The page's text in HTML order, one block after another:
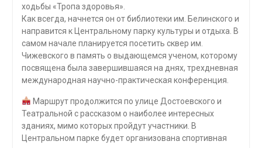
ходьбы «Тропа здоровья».
Как всегда, начнется он от библиотеки им. Белинского и
направится к Центральному парку культуры и отдыха. В
самом начале планируется посетить сквер им.
Чижевского в память о выдающемся ученом, которому
посвящена была завершившаяся на днях, трехдневная
международная научно-практическая конференция.
Маршрут продолжится по улице Достоевского и
Театральной с рассказом о наиболее интересных
зданиях, мимо которых пройдут участники. В
Центральном парке будет организована спортивная